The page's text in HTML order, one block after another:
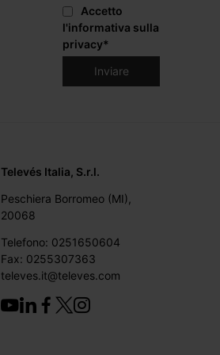
Accetto
l'informativa sulla
privacy*
Televés Italia, S.r.l.
Peschiera Borromeo (MI),
20068
Telefono: 0251650604
Fax: 0255307363
televes.it@televes.com